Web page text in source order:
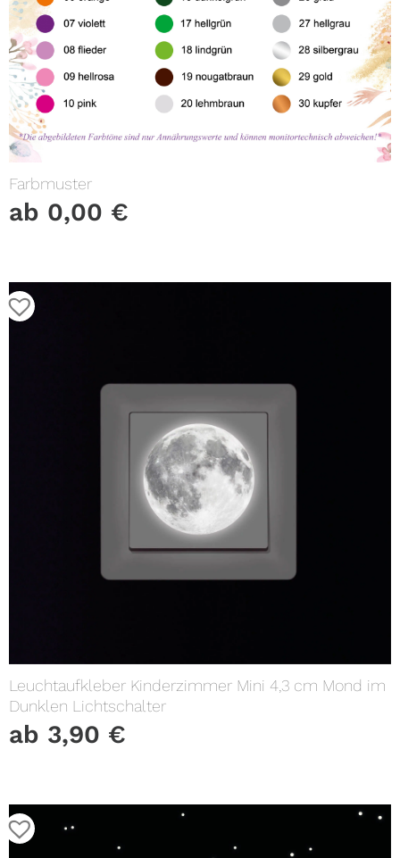
Farbmuster
ab 0,00 €
Leuchtaufkleber Kinderzimmer Mini 4,3 cm Mond im
Dunklen Lichtschalter
ab 3,90 €